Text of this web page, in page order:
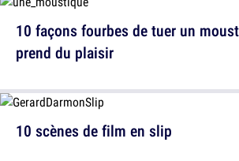
10 scènes de film en slip
10 façons fourbes de tuer un
prend du plaisir